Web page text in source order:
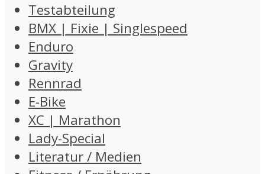
Testabteilung
BMX | Fixie | Singlespeed
Enduro
Gravity
Rennrad
E-Bike
XC | Marathon
Lady-Special
Literatur / Medien